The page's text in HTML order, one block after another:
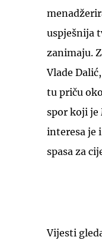
uspješnija
zanimaju.
Vlade
tu priču
spor koji je
interesa je
spasa za
Vijesti